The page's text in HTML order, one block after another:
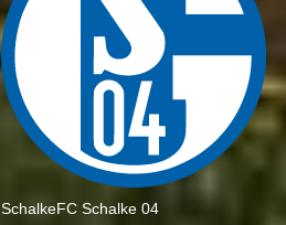
SchalkeFC Schalke 04